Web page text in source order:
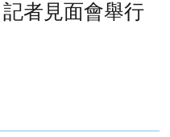
者見面會舉行